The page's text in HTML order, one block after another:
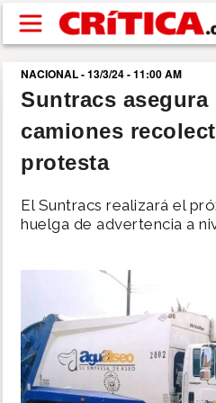
Pasar al contenido principal
buscar
SUCESOS
POLÍTICA
DEPORTES
MUNDO
NACIONAL - 13/3/24 - 11:00 AM
Suntracs asegura
camiones
protesta
El Suntracs realizará el
huelga de advertencia a